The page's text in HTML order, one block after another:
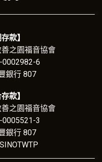
款】
之園福音協會
0002982-6
銀行 807
款】
之園福音協會
3
銀行 807